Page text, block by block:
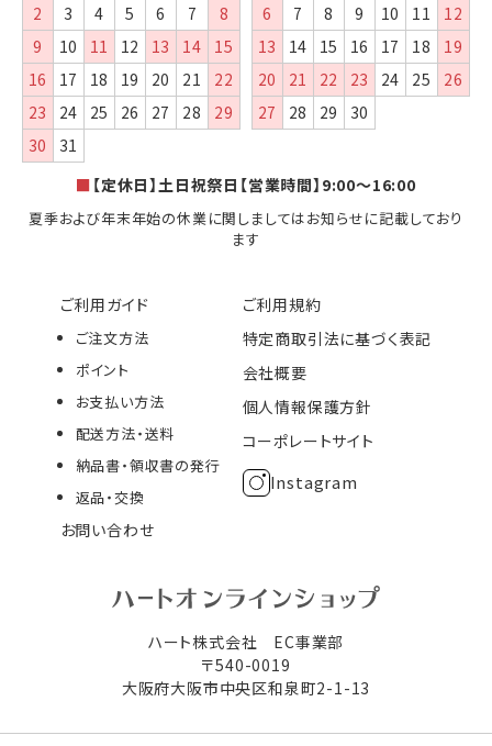
ハート株式会社 EC事業部
〒540-0019
大阪府大阪市中央区和泉町2-1-13
ご利用ガイド
ご注文方法
ポイント
お支払い方法
配送方法・送料
納品書・領収書の発行
返品・交換
お問い合わせ
ご利用規約
特定商取引法に基づく表記
会社概要
個人情報保護方針
コーポレートサイト
Instagram
2
3 4 5 6 7
8
9
10 11 12 13 14
15
16
17 18 19 20 21
22
23
24 25 26 27 28
29
30
31
6
7 8 9 10 11
12
13
14 15 16 17 18
19
20
21 22 23 24 25
26
27
28 29 30
■ 【定休日】土日祝祭日【営業時間】9:00～16:00
夏季および年末年始の休業に関しましてはお知らせに記載しており
ます